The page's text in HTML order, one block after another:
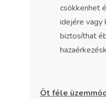
csökkenhet
idejére
biztosíthat
Öt féle